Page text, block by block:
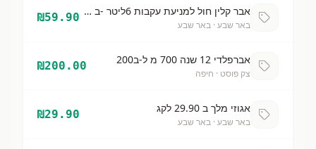
אבר קלין חול למניעת עקבות 6ליטר -ב 59.90
באר שבע · באר שבע
₪59.90
אברפלדי 12 שנה 700 מ ל-ב200
צק פוסט · חיפה
₪200.00
אגוזי מלך ב 29.90 לקג
באר שבע · באר שבע
₪29.90